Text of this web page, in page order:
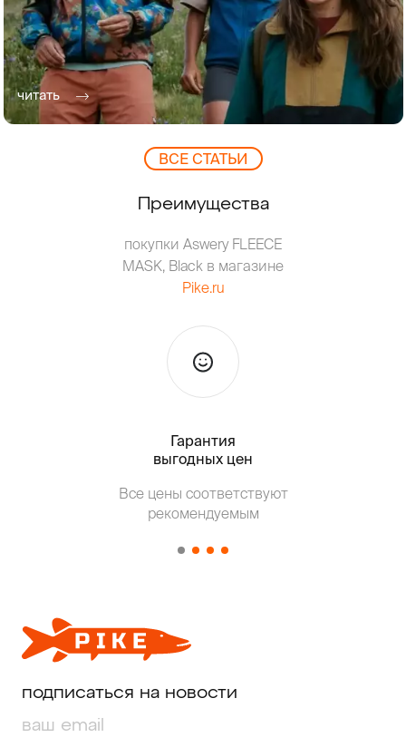
читать
ВCЕ СТАТЬИ
Преимущества
покупки Aswery FLEECE
MASK, Black в магазине
Pike.ru
Гарантия
выгодных цен
Все цены соответствуют
рекомендуемым
подписаться на новости